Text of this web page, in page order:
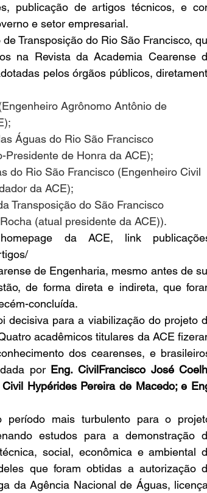
publicação de artigos técnicos, e
e setor empresarial.
Transposição do Rio São Francisco,
na Revista da Academia Cearense
pelos órgãos públicos,
Agrônomo Antônio de
Águas do Rio São Francisco
Presidente de Honra da ACE);
do Rio São Francisco (Engenheiro Civil
da ACE);
Transposição do São Francisco
(atual presidente da ACE)).
da ACE, link
de Engenharia, mesmo antes de
de forma direta e indireta, que
concluída.
decisiva para a viabilização do projeto
acadêmicos titulares da ACE
dos cearenses, e
por Eng. CivilFrancisco José
Hypérides Pereira de Macedo; e
período mais turbulento para o
estudos para a demonstração
social, econômica e ambiental
que foram obtidas a autorização
da Agência Nacional de Águas,